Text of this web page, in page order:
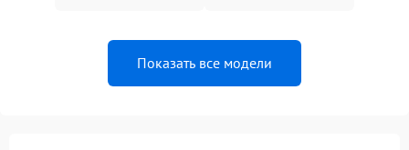
Показать все модели